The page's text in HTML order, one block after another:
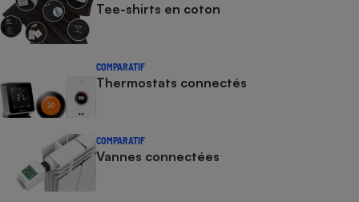
Tee-shirts en coton
COMPARATIF
Thermostats connectés
COMPARATIF
Vannes connectées